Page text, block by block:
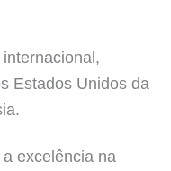
Estados Unidos da
excelência na